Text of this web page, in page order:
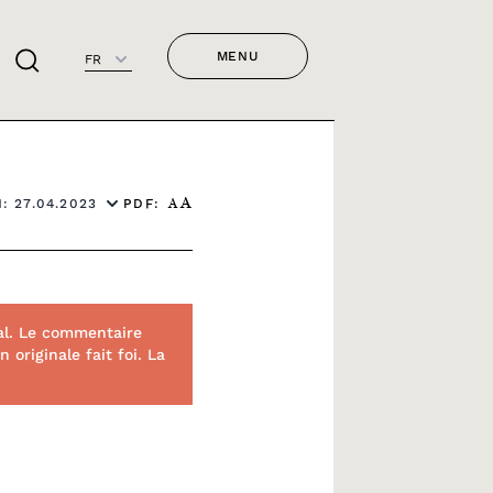
FR MENU
27.04.2023 PDF: A A
Le commentaire
originale fait foi. La